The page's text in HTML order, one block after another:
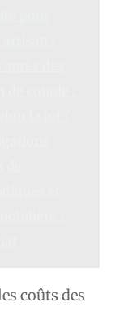
coûts des